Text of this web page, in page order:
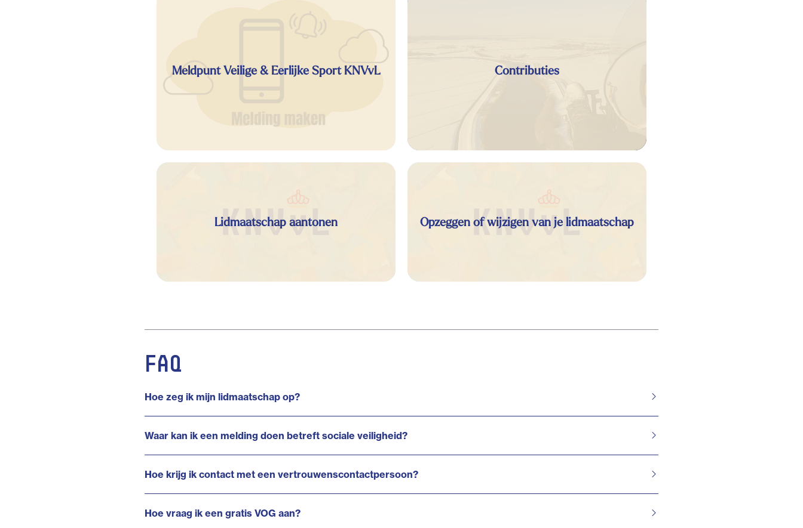
Meldpunt Veilige & Eerlijke Sport KNVvL Contributies
Lidmaatschap aantonen Opzeggen of wijzigen van je lidmaatschap
FAQ
Hoe zeg ik mijn lidmaatschap op?
Waar kan ik een melding doen betreft sociale veiligheid?
Hoe krijg ik contact met een vertrouwenscontactpersoon?
Hoe vraag ik een gratis VOG aan?